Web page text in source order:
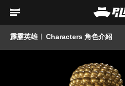
霹靂英雄 Characters 角色介紹